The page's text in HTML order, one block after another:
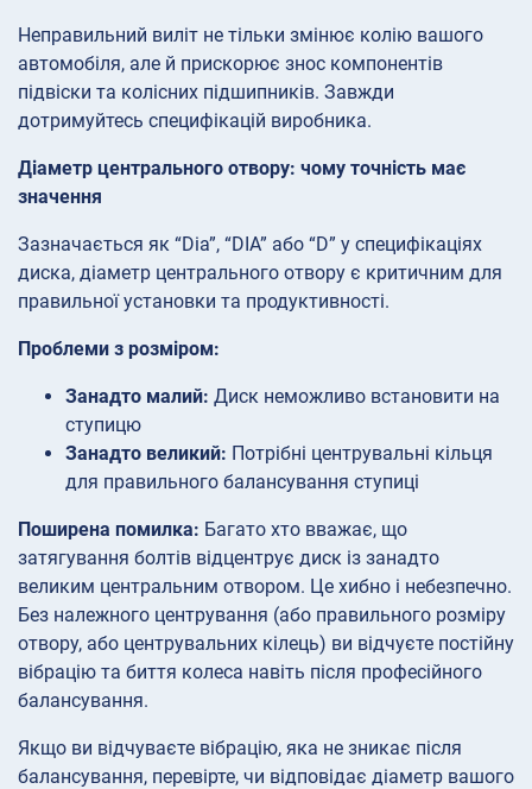
Неправильний виліт не тільки змінює колію вашого
автомобіля, але й прискорює знос компонентів
підвіски та колісних підшипників. Завжди
дотримуйтесь специфікацій виробника.
Діаметр центрального отвору: чому точність має
значення
Зазначається як “Dia”, “DIA” або “D” у специфікаціях
диска, діаметр центрального отвору є критичним для
правильної установки та продуктивності.
Проблеми з розміром:
Занадто малий: Диск неможливо встановити на
ступицю
Занадто великий: Потрібні центрувальні кільця
для правильного балансування ступиці
Поширена помилка: Багато хто вважає, що
затягування болтів відцентрує диск із занадто
великим центральним отвором. Це хибно і небезпечно.
Без належного центрування (або правильного розміру
отвору, або центрувальних кілець) ви відчуєте постійну
вібрацію та биття колеса навіть після професійного
балансування.
Якщо ви відчуваєте вібрацію, яка не зникає після
балансування, перевірте, чи відповідає діаметр вашого